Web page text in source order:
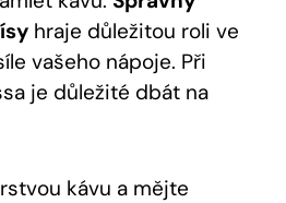
hraje důležitou roli ve
vašeho nápoje. Při
je důležité dbát na
kávu a mějte